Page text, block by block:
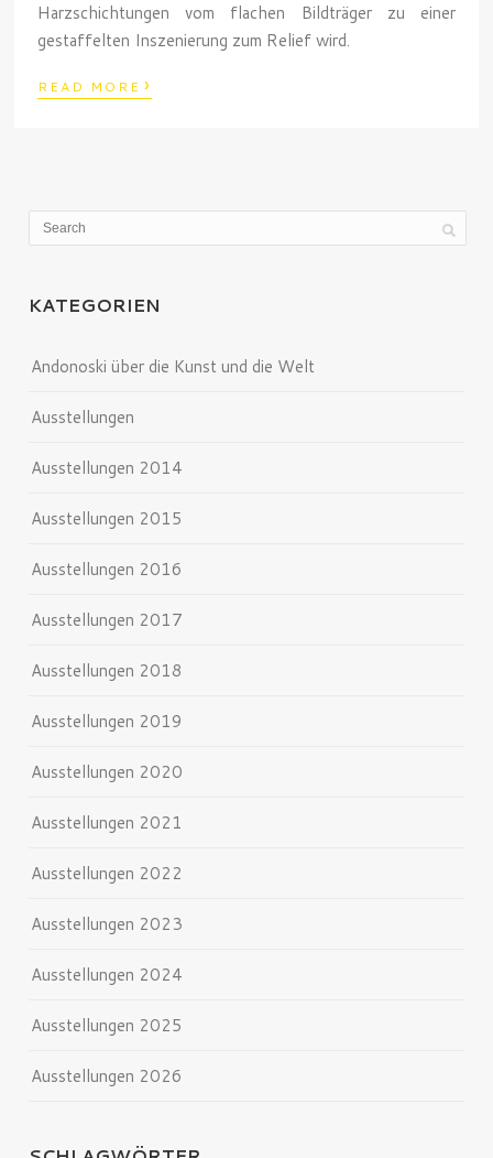
Harzschichtungen vom flachen Bildträger zu einer
gestaffelten Inszenierung zum Relief wird.
READ MORE ›
KATEGORIEN
Andonoski über die Kunst und die Welt
Ausstellungen
Ausstellungen 2014
Ausstellungen 2015
Ausstellungen 2016
Ausstellungen 2017
Ausstellungen 2018
Ausstellungen 2019
Ausstellungen 2020
Ausstellungen 2021
Ausstellungen 2022
Ausstellungen 2023
Ausstellungen 2024
Ausstellungen 2025
Ausstellungen 2026